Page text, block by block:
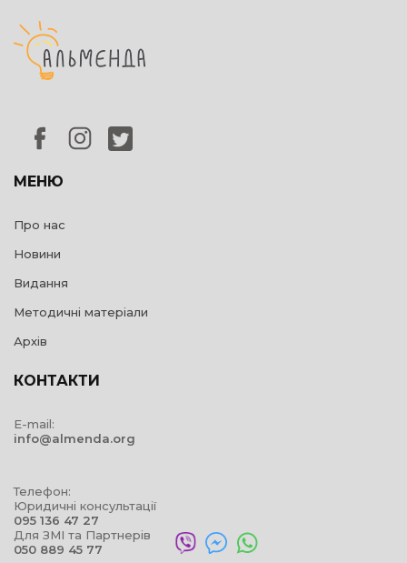
МЕНЮ
Про нас
Новини
Видання
Методичні матеріали
Архів
КОНТАКТИ
E-mail:
info@almenda.org
Телефон:
Юридичні консультації
095 136 47 27
Для ЗМІ та Партнерів
050 889 45 77